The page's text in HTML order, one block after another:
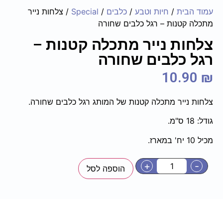
עמוד הבית / חיות וטבע / כלבים /
Special / צלחות נייר
מתכלה קטנות – רגל כלבים שחורה
צלחות נייר מתכלה קטנות –
רגל כלבים שחורה
10.90 ₪
צלחות נייר מתכלה קטנות של המותג רגל כלבים שחורה.
גודל: 18 ס"מ.
מכיל 10 יח' במארז.
-
+ הוספה לסל